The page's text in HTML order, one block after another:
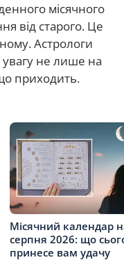
місячного
від старого. Це
Астрологи
увагу не лише на
приходить.
Місячний календар
серпня 2026: що
принесе вам удачу